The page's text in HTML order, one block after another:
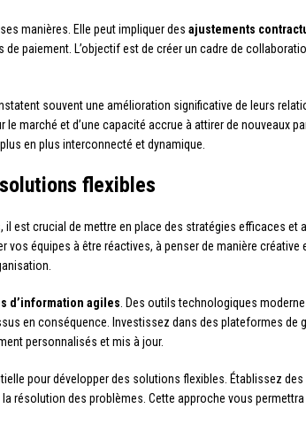
manières. Elle peut impliquer des ajustements
paiement. L’objectif est de créer un cadre de
souvent une amélioration significative de leurs
le marché et d’une capacité accrue à attirer de nouveaux
en plus interconnecté et dynamique.
flexibles
est crucial de mettre en place des stratégies efficaces et
vos équipes à être réactives, à penser de manière
d’information agiles . Des outils technologiques
en conséquence. Investissez dans des plateformes de
personnalisés et mis à jour.
pour développer des solutions flexibles. Établissez
résolution des problèmes. Cette approche vous